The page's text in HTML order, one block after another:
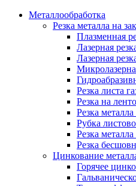
Металлообработка
Резка металла на
Плазменная
Лазерная
Лазерная
Резка листа
Резка на
Резка металла
Рубка
Резка металла
Резка
Цинкование
Горячее